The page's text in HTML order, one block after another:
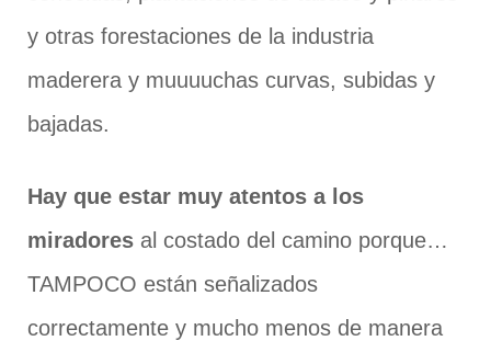
y otras forestaciones de la industria
maderera y muuuuchas curvas, subidas y
bajadas.
Hay que estar muy atentos a los
miradores al costado del camino porque…
TAMPOCO están señalizados
correctamente y mucho menos de manera